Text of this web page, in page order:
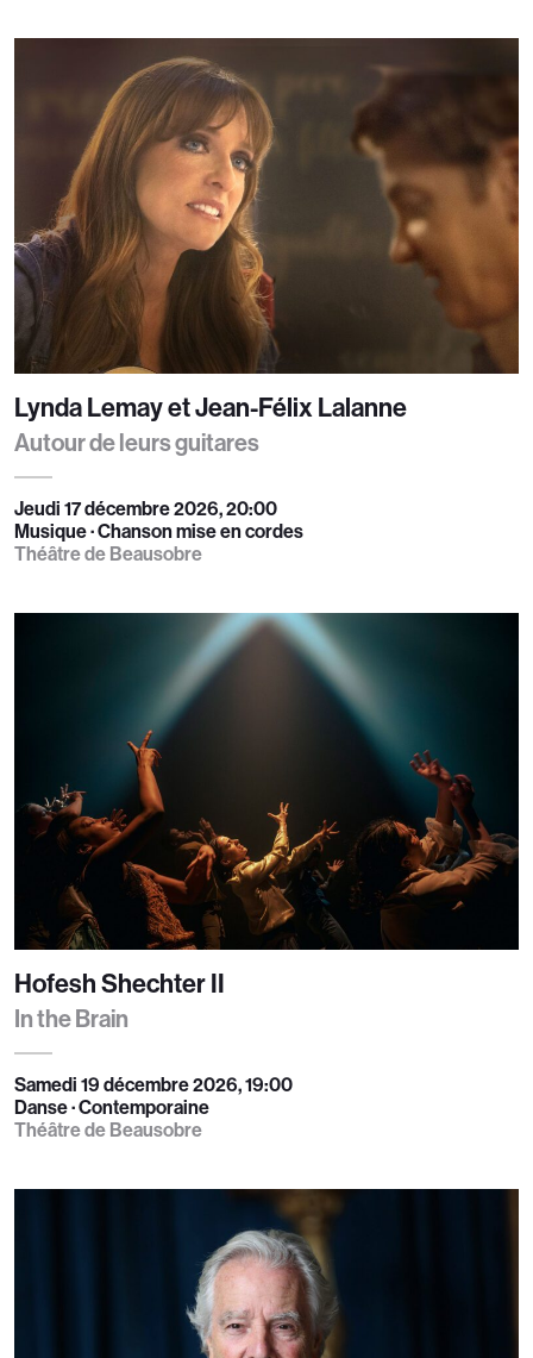
Lynda Lemay et Jean-Félix Lalanne
Autour de leurs guitares
Jeudi 17 décembre 2026, 20:00
Musique · Chanson mise en cordes
Théâtre de Beausobre
Hofesh Shechter II
In the Brain
Samedi 19 décembre 2026, 19:00
Danse · Contemporaine
Théâtre de Beausobre